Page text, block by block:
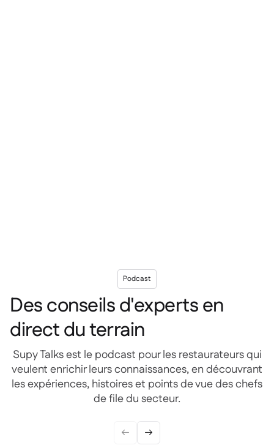
Podcast
Des conseils d'experts en
direct du terrain
Supy Talks est le podcast pour les restaurateurs qui
veulent enrichir leurs connaissances, en découvrant
les expériences, histoires et points de vue des chefs
de file du secteur.
 